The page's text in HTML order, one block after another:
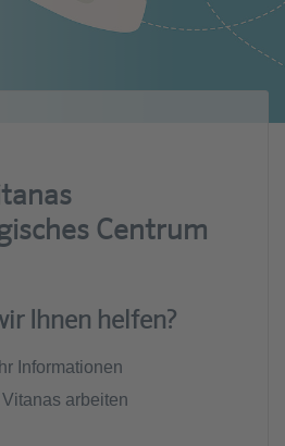
Centrum
Ihnen helfen?
Informationen
Vitanas arbeiten